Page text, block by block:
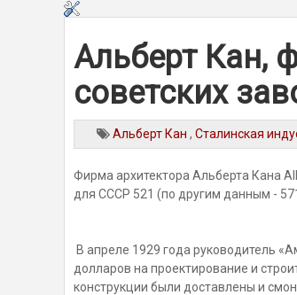
Альберт Кан,
советских
Альберт Кан , Сталинская
Фирма архитектора Альберта Кана
для СССР 521 (по другим данным -
В апреле 1929 года руководитель
долларов на проектирование и
конструкции были доставлены и